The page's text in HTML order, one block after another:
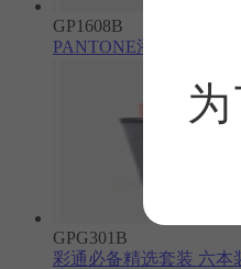
GP1608B
PANTONE潘通 C/U可撕
GPG301B
彩通必备精选套装 六本